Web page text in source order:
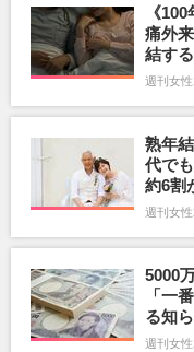
《
痛外
結す
週刊女
熟年
代で
約6割
週刊女
5000
「一
る知
週刊女